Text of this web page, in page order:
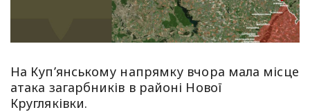
На Куп’янському напрямку вчора мала місце
атака загарбників в районі Нової
Кругляківки.